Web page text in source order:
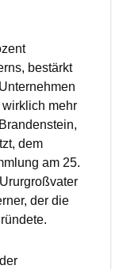
bestärkt
mehr
dem
am 25.
der die